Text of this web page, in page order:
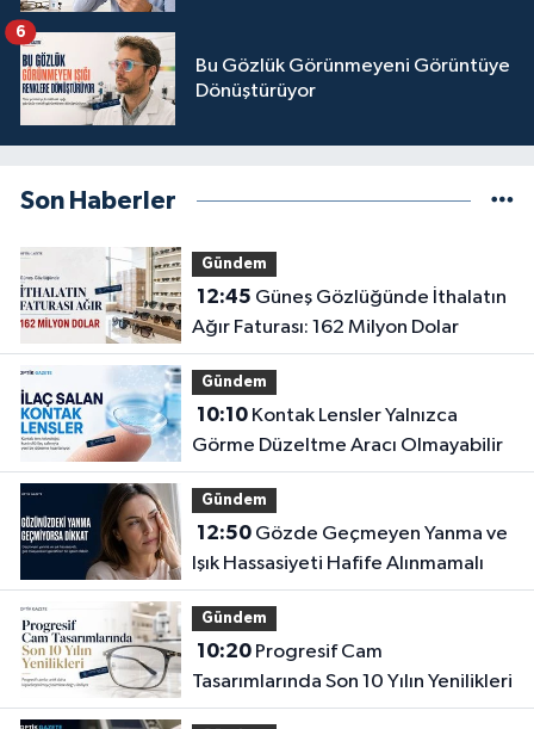
Bu Gözlük Görünmeyeni Görüntüye
Dönüştürüyor
6
Son Haberler
Gündem
12:45
Ağır Faturası: 162 Milyon Dolar
Gündem
10:10Kontak Lensler Yalnızca
Görme Düzeltme Aracı Olmayabilir
Gündem
12:50Gözde Geçmeyen Yanma ve
Işık Hassasiyeti Hafife Alınmamalı
Gündem
10:20Progresif Cam
Tasarımlarında Son 10 Yılın Yenilikleri